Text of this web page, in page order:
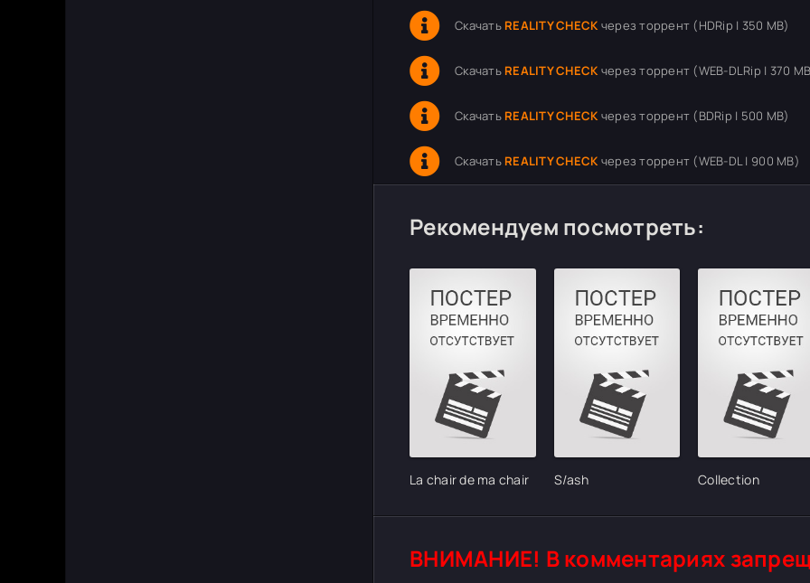
Скачать REALITY CHECK через торрент (HDRip | 350 MB)
Скачать REALITY CHECK через торрент (WEB-DLRip | 370
Скачать REALITY CHECK через торрент (BDRip | 500 MB)
Скачать REALITY CHECK через торрент (WEB-DL | 900 MB)
Рекомендуем посмотреть:
La chair de ma chair S/ash Collection
ВНИМАНИЕ! В комментариях